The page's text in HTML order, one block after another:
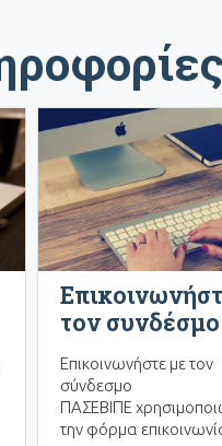
τον συνδέσμο
Επικοινωνήστε με τον
σύνδεσμο
ΠΑΣΕΒΙΠΕ
την φόρμα